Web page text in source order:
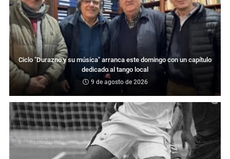
Ciclo "Durazno y su música" arranca este domingo con un capítulo
dedicado al tango local
9 de agosto de 2026